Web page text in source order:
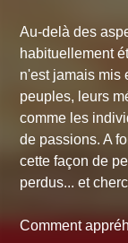
Au-delà des
habituellement
n'est jamais mis
peuples, leurs
comme les
de passions. A
cette façon de
perdus... et
Comment